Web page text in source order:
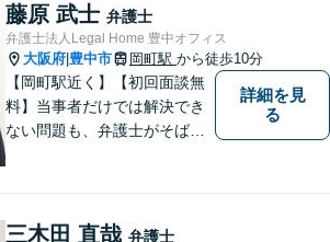
藤原 武士 弁護士
弁護士法人Legal Home 豊中オフィス
大阪府 豊中市 岡町駅 から徒歩10分
【岡町駅近く】【初回面談無
料】当事者だけでは解決でき
ない問題も、弁護士がそばに
交通事故／企業法務など、幅
詳細を見
る
三木田 直哉 弁護士